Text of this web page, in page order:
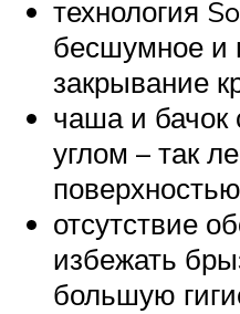
технология
бесшумное и
закрывание
чаша и бачок
углом – так
отсутствие
избежать
большую